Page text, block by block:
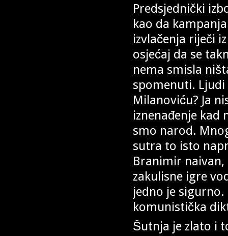
Predsjednički
kao da
izvlačenja riječi
osjećaj da se
nema smisla
spomenuti. Ljudi
Milanoviću? Ja
iznenađenje kad
smo narod.
sutra to isto
Branimir naivan,
zakulisne igre
jedno je
komunistička
Šutnja je zlato i